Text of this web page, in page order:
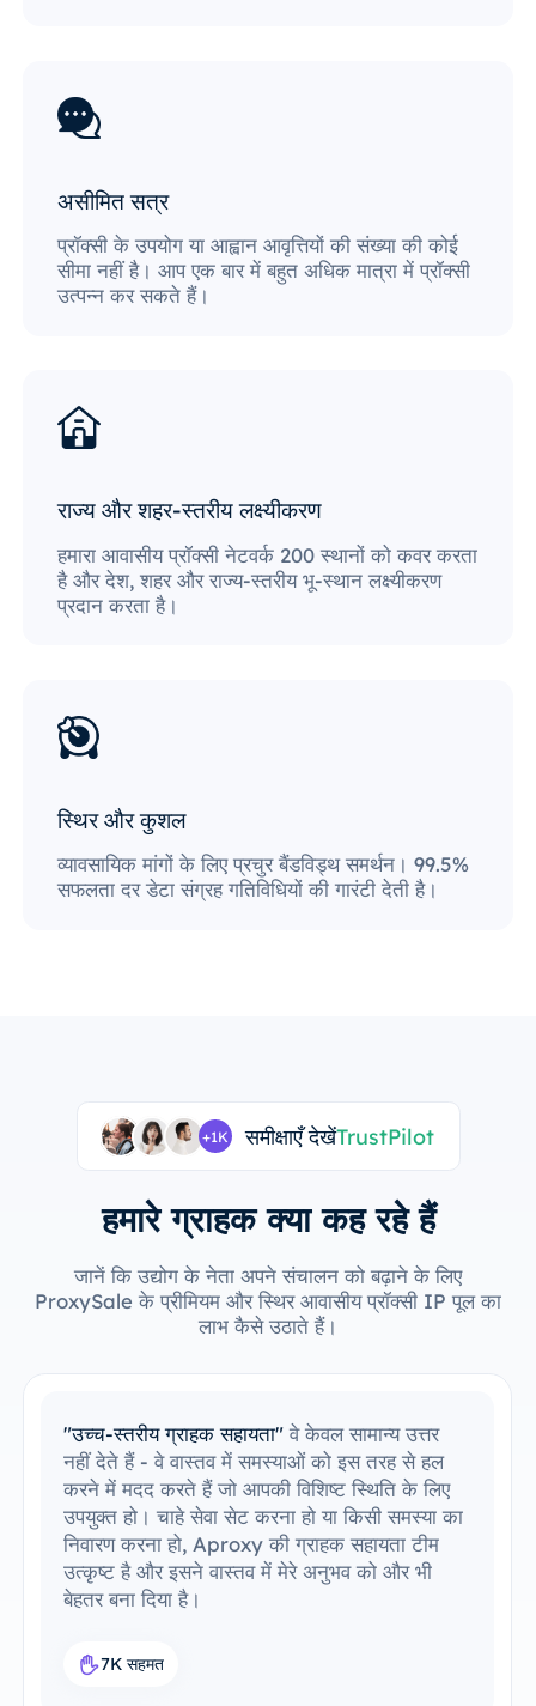
असीमित सत्र
प्रॉक्सी के उपयोग या आह्वान आवृत्तियों की संख्या की कोई
सीमा नहीं है। आप एक बार में बहुत अधिक मात्रा में प्रॉक्सी
उत्पन्न कर सकते हैं।
राज्य और शहर-स्तरीय लक्ष्यीकरण
हमारा आवासीय प्रॉक्सी नेटवर्क 200 स्थानों को कवर करता
है और देश, शहर और राज्य-स्तरीय भू-स्थान लक्ष्यीकरण
प्रदान करता है।
स्थिर और कुशल
व्यावसायिक मांगों के लिए प्रचुर बैंडविड्थ समर्थन। 99.5%
सफलता दर डेटा संग्रह गतिविधियों की गारंटी देती है।
+1K समीक्षाएँ देखेंTrustPilot
हमारे ग्राहक क्या कह रहे हैं
जानें कि उद्योग के नेता अपने संचालन को बढ़ाने के लिए
ProxySale के प्रीमियम और स्थिर आवासीय प्रॉक्सी IP पूल का
लाभ कैसे उठाते हैं।
"मेरे उपकरणों के साथ एकीकृत करना आसान है"मैं
आसानी से ProxySale को अपने मौजूदा सेटअप में
एकीकृत करने में सक्षम रहा हूँ। सेटअप प्रक्रिया सरल
और सहज थी, और मैं बिना किसी समस्या के सब कुछ
चलाने में सक्षम था। मेरे द्वारा पहले से उपयोग किए जाने
वाले उपकरणों के साथ ProxySale की संगतता इसे
अविश्वसनीय रूप से सुविधाजनक और कुशल बनाती है।